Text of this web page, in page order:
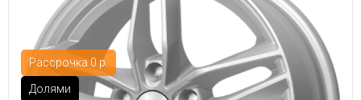
Рассрочка 0 р.
Долями